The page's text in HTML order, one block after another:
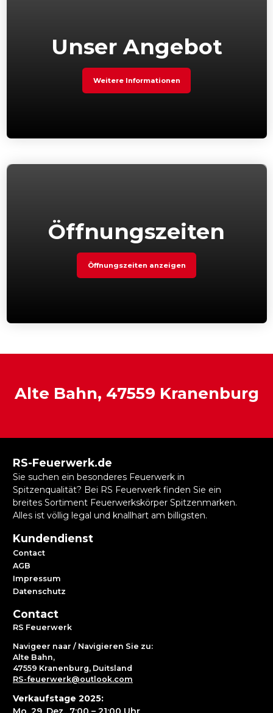
Unser Angebot
Weitere Informationen
Öffnungszeiten
Öffnungszeiten anzeigen
Alte Bahn, 47559 Kranenburg
RS-Feuerwerk.de
Sie suchen ein besonderes Feuerwerk in
Spitzenqualität? Bei RS Feuerwerk finden Sie ein
breites Sortiment Feuerwerkskörper Spitzenmarken.
Alles ist völlig legal und knallhart am billigsten.
Kundendienst
Contact
AGB
Impressum
Datenschutz
Contact
RS Feuerwerk
Navigeer naar / Navigieren Sie zu:
Alte Bahn,
47559 Kranenburg, Duitsland
RS-feuerwerk@outlook.com
Verkaufstage 2025: